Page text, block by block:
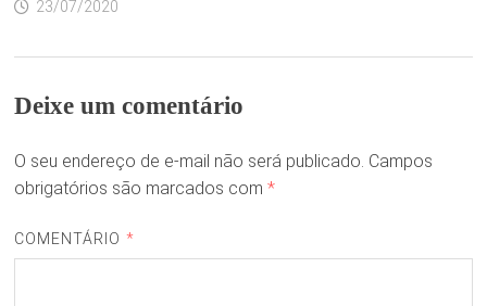
23/07/2020
Deixe um comentário
O seu endereço de e-mail não será publicado. Campos
obrigatórios são marcados com *
COMENTÁRIO *